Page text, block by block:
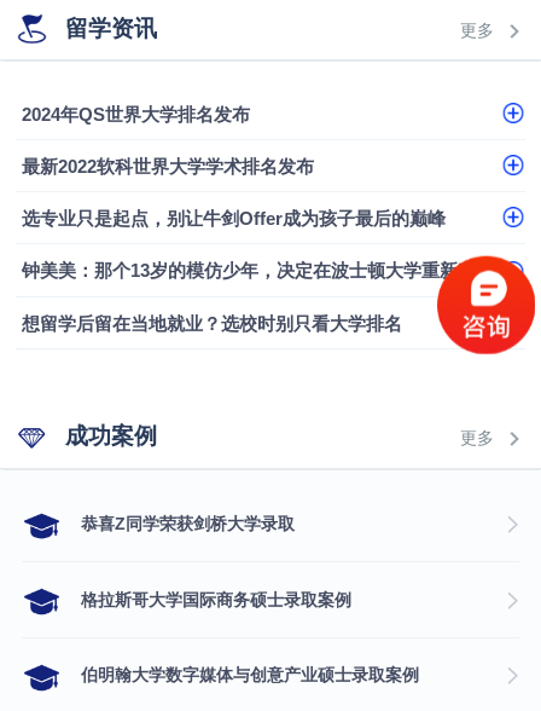
专科逆袭伦敦大学学院UCL录取案例解析
香港浸会大学伦理与公共事务硕士录取
留学资讯 更多
2024年QS世界大学排名发布
最新2022软科世界大学学术排名发布
选专业只是起点，别让牛剑Offer成为孩子最后的巅峰
钟美美：那个13岁的模仿少年，决定在波士顿大学重新定义自己
想留学后留在当地就业？选校时别只看大学排名
成功案例 更多
​恭喜Z同学荣获剑桥大学录取
格拉斯哥大学国际商务硕士录取案例
伯明翰大学数字媒体与创意产业硕士录取案例